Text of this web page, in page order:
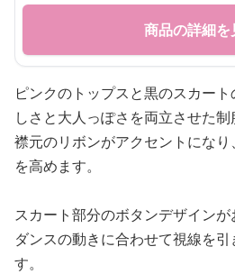
商品の詳細を
ピンクのトップスと黒のスカー
しさと大人っぽさを両立させた制
襟元のリボンがアクセントにな
を高めます。
スカート部分のボタンデザインが
ダンスの動きに合わせて視線を
す。